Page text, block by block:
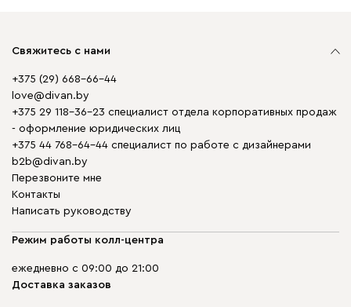
Свяжитесь с нами
+375 (29) 668-66-44
love@divan.by
+375 29 118-36-23 специалист отдела корпоративных продаж
- оформление юридических лиц
+375 44 768-64-44 специалист по работе с дизайнерами
b2b@divan.by
Перезвоните мне
Контакты
Написать руководству
Режим работы колл-центра
ежедневно с 09:00 до 21:00
Доставка заказов